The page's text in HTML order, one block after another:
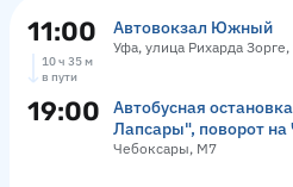
11:00 Автовокзал Южный
Уфа, улица Рихарда Зорге,
10 ч 35 м
в пути
19:00
Автобусная
Лапсары", поворот на
Чебоксары, М7